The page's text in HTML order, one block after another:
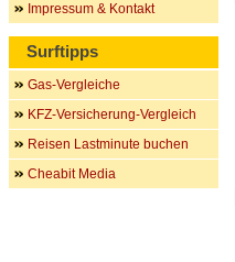
Impressum & Kontakt
Surftipps
Gas-Vergleiche
KFZ-Versicherung-Vergleich
Reisen Lastminute buchen
Cheabit Media